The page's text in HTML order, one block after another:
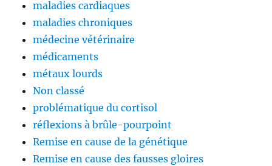
maladies cardiaques
maladies chroniques
médecine vétérinaire
médicaments
métaux lourds
Non classé
problématique du cortisol
réflexions à brûle-pourpoint
Remise en cause de la génétique
Remise en cause des fausses gloires